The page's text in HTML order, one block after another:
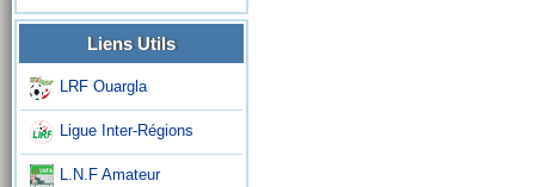
Liens Utils
LRF Ouargla
Ligue Inter-Régions
L.N.F Amateur